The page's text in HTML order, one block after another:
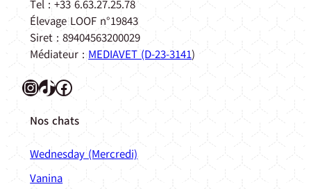
Tel : +33 6.63.27.25.78
Élevage LOOF n°19843
Siret : 89404563200029
Médiateur : MEDIAVET (D-23-3141)
InstagramTikTok Facebook
Nos chats
Wednesday (Mercredi)
Vanina